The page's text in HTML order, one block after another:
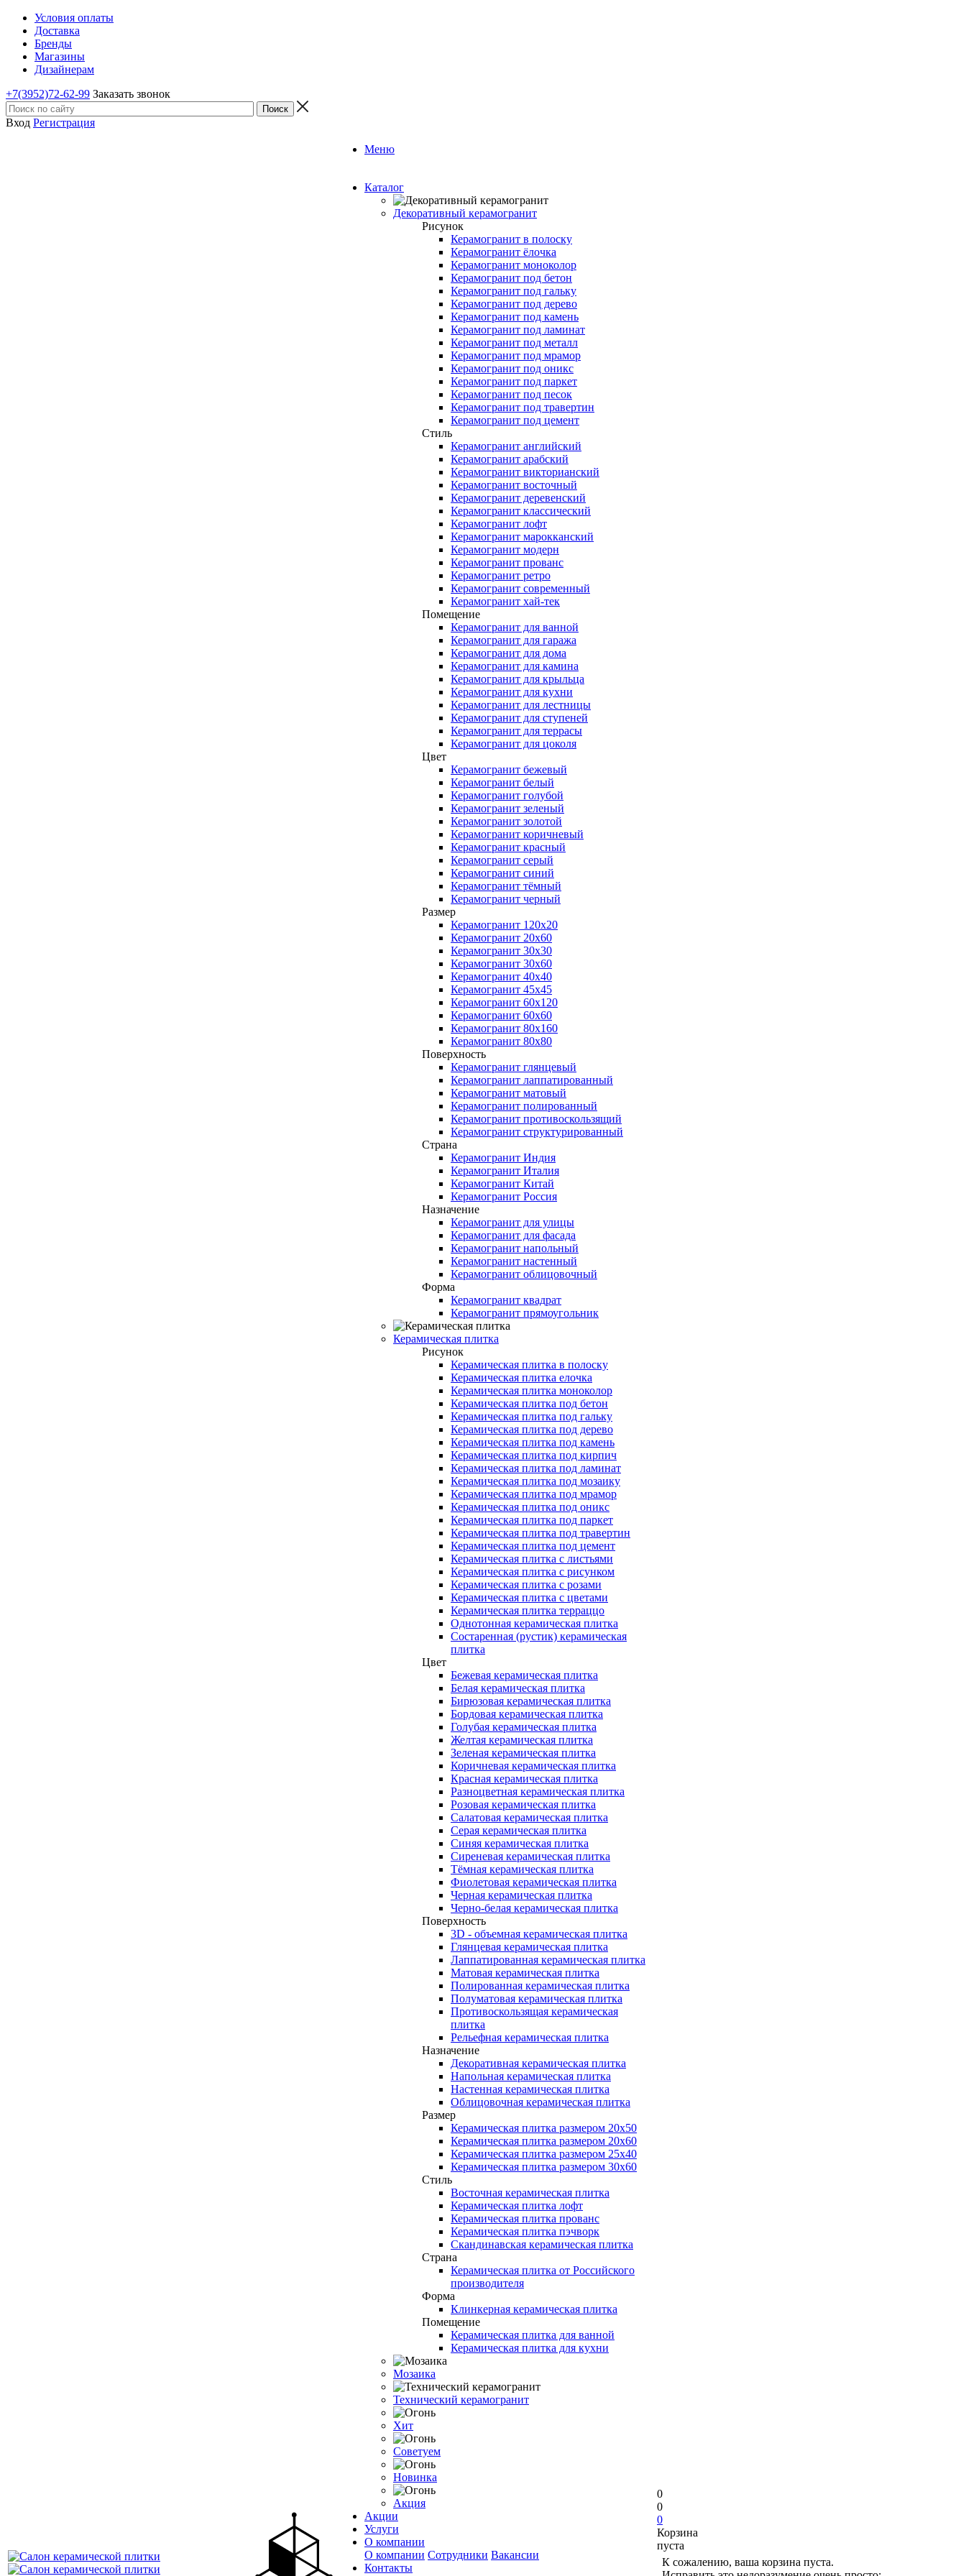
Условия оплаты
Доставка
Бренды
Магазины
Дизайнерам
+7(3952)72-62-99 Заказать звонок
Вход Регистрация
Меню
Каталог
Декоративный керамогранит
Рисунок
Керамогранит в полоску
Керамогранит ёлочка
Керамогранит моноколор
Керамогранит под бетон
Керамогранит под гальку
Керамогранит под дерево
Керамогранит под камень
Керамогранит под ламинат
Керамогранит под металл
Керамогранит под мрамор
Керамогранит под оникс
Керамогранит под паркет
Керамогранит под песок
Керамогранит под травертин
Керамогранит под цемент
Стиль
Керамогранит английский
Керамогранит арабский
Керамогранит викторианский
Керамогранит восточный
Керамогранит деревенский
Керамогранит классический
Керамогранит лофт
Керамогранит марокканский
Керамогранит модерн
Керамогранит прованс
Керамогранит ретро
Керамогранит современный
Керамогранит хай-тек
Помещение
Керамогранит для ванной
Керамогранит для гаража
Керамогранит для дома
Керамогранит для камина
Керамогранит для крыльца
Керамогранит для кухни
Керамогранит для лестницы
Керамогранит для ступеней
Керамогранит для террасы
Керамогранит для цоколя
Цвет
Керамогранит бежевый
Керамогранит белый
Керамогранит голубой
Керамогранит зеленый
Керамогранит золотой
Керамогранит коричневый
Керамогранит красный
Керамогранит серый
Керамогранит синий
Керамогранит тёмный
Керамогранит черный
Размер
Керамогранит 120x20
Керамогранит 20x60
Керамогранит 30x30
Керамогранит 30x60
Керамогранит 40x40
Керамогранит 45x45
Керамогранит 60x120
Керамогранит 60x60
Керамогранит 80x160
Керамогранит 80x80
Поверхность
Керамогранит глянцевый
Керамогранит лаппатированный
Керамогранит матовый
Керамогранит полированный
Керамогранит противоскользящий
Керамогранит структурированный
Страна
Керамогранит Индия
Керамогранит Италия
Керамогранит Китай
Керамогранит Россия
Назначение
Керамогранит для улицы
Керамогранит для фасада
Керамогранит напольный
Керамогранит настенный
Керамогранит облицовочный
Форма
Керамогранит квадрат
Керамогранит прямоугольник
Керамическая плитка
Рисунок
Керамическая плитка в полоску
Керамическая плитка елочка
Керамическая плитка моноколор
Керамическая плитка под бетон
Керамическая плитка под гальку
Керамическая плитка под дерево
Керамическая плитка под камень
Керамическая плитка под кирпич
Керамическая плитка под ламинат
Керамическая плитка под мозаику
Керамическая плитка под мрамор
Керамическая плитка под оникс
Керамическая плитка под паркет
Керамическая плитка под травертин
Керамическая плитка под цемент
Керамическая плитка с листьями
Керамическая плитка с рисунком
Керамическая плитка с розами
Керамическая плитка с цветами
Керамическая плитка терраццо
Однотонная керамическая плитка
Состаренная (рустик) керамическая
плитка
Цвет
Бежевая керамическая плитка
Белая керамическая плитка
Бирюзовая керамическая плитка
Бордовая керамическая плитка
Голубая керамическая плитка
Желтая керамическая плитка
Зеленая керамическая плитка
Коричневая керамическая плитка
Красная керамическая плитка
Разноцветная керамическая плитка
Розовая керамическая плитка
Салатовая керамическая плитка
Серая керамическая плитка
Синяя керамическая плитка
Сиреневая керамическая плитка
Тёмная керамическая плитка
Фиолетовая керамическая плитка
Черная керамическая плитка
Черно-белая керамическая плитка
Поверхность
3D - объемная керамическая плитка
Глянцевая керамическая плитка
Лаппатированная керамическая плитка
Матовая керамическая плитка
Полированная керамическая плитка
Полуматовая керамическая плитка
Противоскользящая керамическая
плитка
Рельефная керамическая плитка
Назначение
Декоративная керамическая плитка
Напольная керамическая плитка
Настенная керамическая плитка
Облицовочная керамическая плитка
Размер
Керамическая плитка размером 20x50
Керамическая плитка размером 20x60
Керамическая плитка размером 25x40
Керамическая плитка размером 30x60
Стиль
Восточная керамическая плитка
Керамическая плитка лофт
Керамическая плитка прованс
Керамическая плитка пэчворк
Скандинавская керамическая плитка
Страна
Керамическая плитка от Российского
производителя
Форма
Клинкерная керамическая плитка
Помещение
Керамическая плитка для ванной
Керамическая плитка для кухни
Мозаика
Технический керамогранит
Хит
Советуем
Новинка
Акция
Акции
Услуги
О компании
О компании Сотрудники Вакансии
Контакты
0
0
0
Корзина
пуста
К сожалению, ваша корзина пуста.